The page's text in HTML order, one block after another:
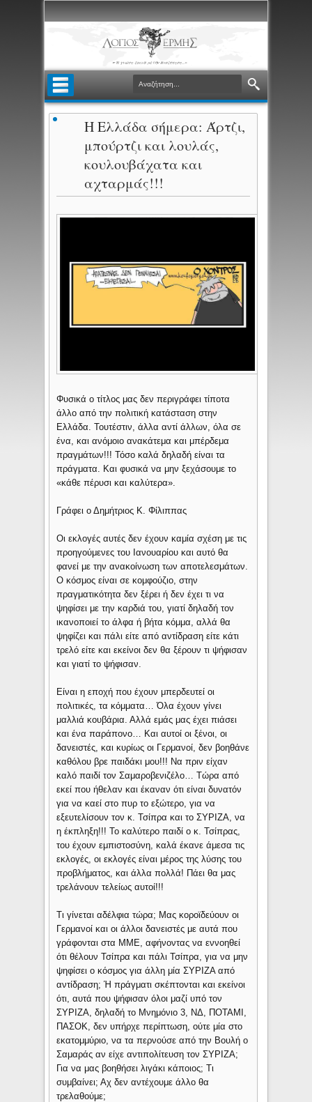
Η Ελλάδα σήμερα: Άρτζι,
μπούρτζι και λουλάς,
κουλουβάχατα και
αχταρμάς!!!
Φυσικά ο τίτλος μας δεν περιγράφει τίποτα
άλλο από την πολιτική κατάσταση στην
Ελλάδα. Τουτέστιν, άλλα αντί άλλων, όλα σε
ένα, και ανόμοιο ανακάτεμα και μπέρδεμα
πραγμάτων!!! Τόσο καλά δηλαδή είναι τα
πράγματα. Και φυσικά να μην ξεχάσουμε το
«κάθε πέρυσι και καλύτερα».
Γράφει ο Δημήτριος Κ. Φίλιππας
Οι εκλογές αυτές δεν έχουν καμία σχέση με τις
προηγούμενες του Ιανουαρίου και αυτό θα
φανεί με την ανακοίνωση των αποτελεσμάτων.
Ο κόσμος είναι σε κομφούζιο, στην
πραγματικότητα δεν ξέρει ή δεν έχει τι να
ψηφίσει με την καρδιά του, γιατί δηλαδή τον
ικανοποιεί το άλφα ή βήτα κόμμα, αλλά θα
ψηφίζει και πάλι είτε από αντίδραση είτε κάτι
τρελό είτε και εκείνοι δεν θα ξέρουν τι ψήφισαν
και γιατί το ψήφισαν.
Είναι η εποχή που έχουν μπερδευτεί οι
πολιτικές, τα κόμματα… Όλα έχουν γίνει
μαλλιά κουβάρια. Αλλά εμάς μας έχει πιάσει
και ένα παράπονο… Και αυτοί οι ξένοι, οι
δανειστές, και κυρίως οι Γερμανοί, δεν βοηθάνε
καθόλου βρε παιδάκι μου!!! Να πριν είχαν
καλό παιδί τον Σαμαροβενιζέλο… Τώρα από
εκεί που ήθελαν και έκαναν ότι είναι δυνατόν
για να καεί στο πυρ το εξώτερο, για να
εξευτελίσουν τον κ. Τσίπρα και το ΣΥΡΙΖΑ, να
η έκπληξη!!! Το καλύτερο παιδί ο κ. Τσίπρας,
του έχουν εμπιστοσύνη, καλά έκανε άμεσα τις
εκλογές, οι εκλογές είναι μέρος της λύσης του
προβλήματος, και άλλα πολλά! Πάει θα μας
τρελάνουν τελείως αυτοί!!!
Τι γίνεται αδέλφια τώρα; Μας κοροϊδεύουν οι
Γερμανοί και οι άλλοι δανειστές με αυτά που
γράφονται στα ΜΜΕ, αφήνοντας να εννοηθεί
ότι θέλουν Τσίπρα και πάλι Τσίπρα, για να μην
ψηφίσει ο κόσμος για άλλη μία ΣΥΡΙΖΑ από
αντίδραση; Ή πράγματι σκέπτονται και εκείνοι
ότι, αυτά που ψήφισαν όλοι μαζί υπό τον
ΣΥΡΙΖΑ, δηλαδή το Μνημόνιο 3, ΝΔ, ΠΟΤΑΜΙ,
ΠΑΣΟΚ, δεν υπήρχε περίπτωση, ούτε μία στο
εκατομμύριο, να τα περνούσε από την Βουλή ο
Σαμαράς αν είχε αντιπολίτευση τον ΣΥΡΙΖΑ;
Για να μας βοηθήσει λιγάκι κάποιος; Τι
συμβαίνει; Αχ δεν αντέχουμε άλλο θα
τρελαθούμε;